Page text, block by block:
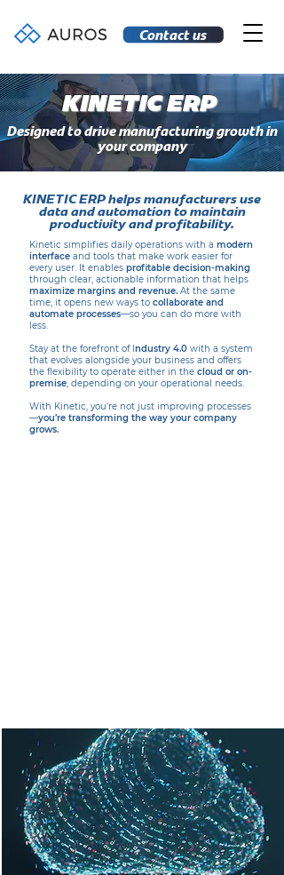
Contact us
KINETIC ERP
Designed to drive manufacturing growth in
your company
KINETIC ERP helps manufacturers use
data and automation to maintain
productivity and profitability.
Kinetic simplifies daily operations with a modern
interface and tools that make work easier for
every user. It enables profitable decision-making
through clear, actionable information that helps
maximize margins and revenue. At the same
time, it opens new ways to collaborate and
automate processes—so you can do more with
less.
Stay at the forefront of Industry 4.0 with a system
that evolves alongside your business and offers
the flexibility to operate either in the cloud or on-
premise, depending on your operational needs.
With Kinetic, you're not just improving processes
—you’re transforming the way your company
grows.